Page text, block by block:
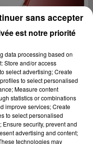
est notre priorité
data processing based on
Store and/or access
select advertising; Create
to select personalised
Measure content
statistics or combinations
improve services; Create
to select personalised
security, prevent and
advertising and content;
technologies may
sans accepter